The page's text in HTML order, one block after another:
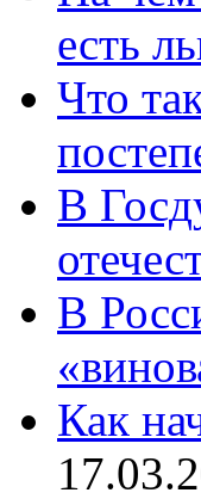
есть
Что
В
В
Как